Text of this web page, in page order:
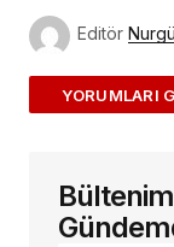
Editör
ADD A
E-posta
alanlar*ile